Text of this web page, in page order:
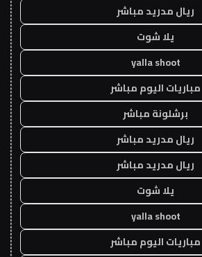
ريال مدريد مباشر
يلا شوت
yalla shoot
مباريات اليوم مباشر
برشلونة مباشر
ريال مدريد مباشر
ريال مدريد مباشر
يلا شوت
yalla shoot
مباريات اليوم مباشر